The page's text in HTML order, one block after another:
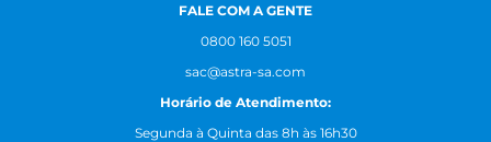
FALE COM A GENTE
0800 160 5051
sac@astra-sa.com
Horário de Atendimento:
Segunda à Quinta das 8h às 16h30